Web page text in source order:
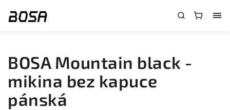
BOSA Mountain black -
mikina bez kapuce
pánská